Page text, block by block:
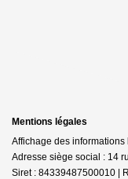
Mentions légales
Affichage des informations
Adresse siège social : 14
Siret : 84339487500010 |